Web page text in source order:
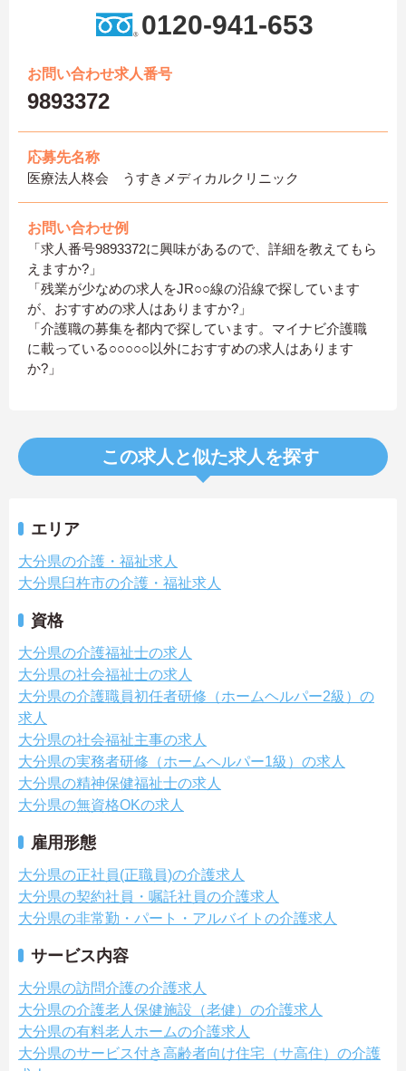
0120-941-653
お問い合わせ求人番号
9893372
応募先名称
医療法人柊会 うすきメディカルクリニック
お問い合わせ例
「求人番号9893372に興味があるので、詳細を教えてもら
えますか?」
「残業が少なめの求人をJR○○線の沿線で探しています
が、おすすめの求人はありますか?」
「介護職の募集を都内で探しています。マイナビ介護職
に載っている○○○○○以外におすすめの求人はあります
か?」
この求人と似た求人を探す
エリア
大分県の介護・福祉求人
大分県臼杵市の介護・福祉求人
資格
大分県の介護福祉士の求人
大分県の社会福祉士の求人
大分県の介護職員初任者研修（ホームヘルパー2級）の
求人
大分県の社会福祉主事の求人
大分県の実務者研修（ホームヘルパー1級）の求人
大分県の精神保健福祉士の求人
大分県の無資格OKの求人
雇用形態
大分県の正社員(正職員)の介護求人
大分県の契約社員・嘱託社員の介護求人
大分県の非常勤・パート・アルバイトの介護求人
サービス内容
大分県の訪問介護の介護求人
大分県の介護老人保健施設（老健）の介護求人
大分県の有料老人ホームの介護求人
大分県のサービス付き高齢者向け住宅（サ高住）の介護